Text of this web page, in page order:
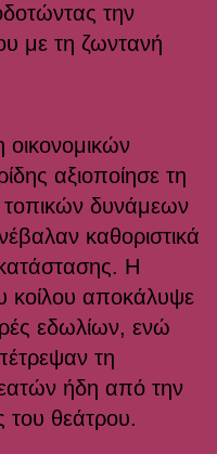
την
με τη ζωντανή
οικονομικών
αξιοποίησε τη
τοπικών δυνάμεων
καθοριστικά
Η
κοίλου αποκάλυψε
εδωλίων, ενώ
τη
ήδη από την
του θεάτρου.